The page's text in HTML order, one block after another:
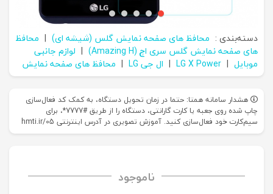
دسته‌بندی : محافظ های صفحه نمایش گلس (شیشه ای) | محافظ
های صفحه نمایش گلس سری اچ (Amazing H)
| لوازم جانبی
موبایل |
LG X Power
| ال جی LG | محافظ های صفحه نمایش
هشدار سامانه همتا: حتما در زمان تحویل دستگاه، به کمک کد فعال‌سازی
چاپ شده روی جعبه یا کارت گارانتی، دستگاه را از طریق #7777*، برای
سیم‌کارت خود فعال‌سازی کنید. آموزش تصویری در آدرس اینترنتی hmti.ir/05
ناموجود